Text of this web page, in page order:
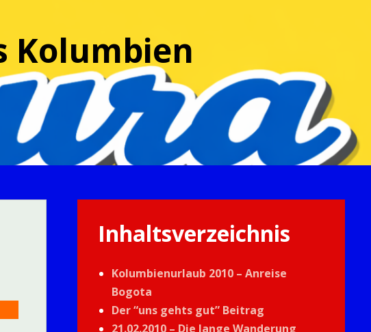
Kolumbien
Inhaltsverzeichnis
Kolumbienurlaub 2010 – Anreise
Bogota
Der “uns gehts gut” Beitrag
21.02.2010 – Die lange Wanderung